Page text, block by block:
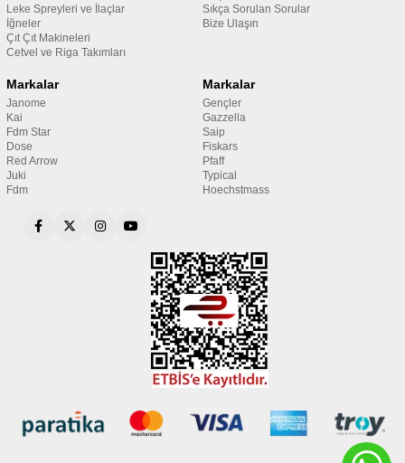
Leke Spreyleri ve İlaçlar
İğneler
Çıt Çıt Makineleri
Cetvel ve Riga Takımları
Sıkça Sorulan Sorular
Bize Ulaşın
Markalar
Janome
Kai
Fdm Star
Dose
Red Arrow
Juki
Fdm
Markalar
Gençler
Gazzella
Saip
Fiskars
Pfaff
Typical
Hoechstmass